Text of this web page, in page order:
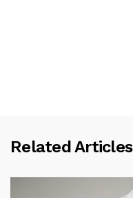
Related Articles